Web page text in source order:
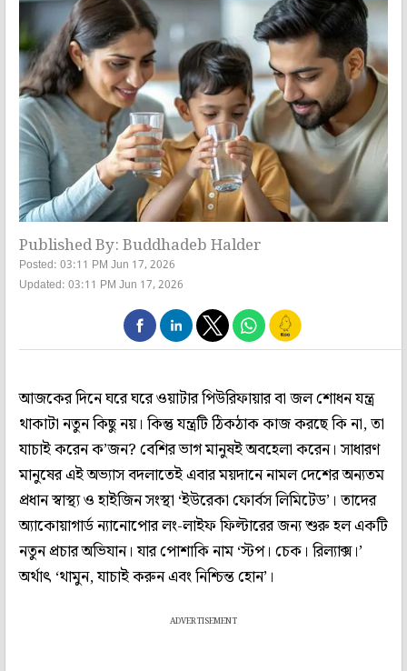
Published By: Buddhadeb Halder
Posted: 03:11 PM Jun 17, 2026
Updated: 03:11 PM Jun 17, 2026
আজকের দিনে ঘরে ঘরে ওয়াটার পিউরিফায়ার বা জল শোধন যন্ত্র
থাকাটা নতুন কিছু নয়। কিন্তু যন্ত্রটি ঠিকঠাক কাজ করছে কি না, তা
যাচাই করেন ক’জন? বেশির ভাগ মানুষই অবহেলা করেন। সাধারণ
মানুষের এই অভ্যাস বদলাতেই এবার ময়দানে নামল দেশের অন্যতম
প্রধান স্বাস্থ্য ও হাইজিন সংস্থা ‘ইউরেকা ফোর্বস লিমিটেড’। তাদের
অ্যাকোয়াগার্ড ন্যানোপোর লং-লাইফ ফিল্টারের জন্য শুরু হল একটি
নতুন প্রচার অভিযান। যার পোশাকি নাম ‘স্টপ। চেক। রিল্যাক্স।’
অর্থাৎ ‘থামুন, যাচাই করুন এবং নিশ্চিন্ত হোন’।
ADVERTISEMENT